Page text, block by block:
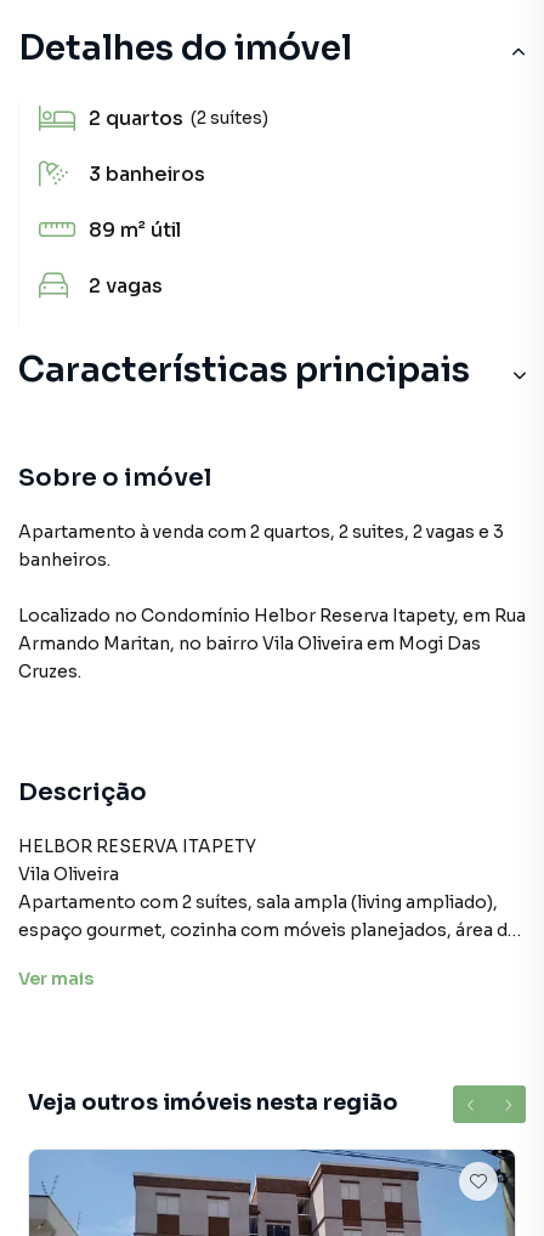
Detalhes do imóvel
2 quartos (2 suítes)
3 banheiros
89 m² útil
2 vagas
Características principais
Sobre o imóvel
Apartamento à venda com 2 quartos, 2 suites, 2 vagas e 3
banheiros.
Localizado no Condomínio Helbor Reserva Itapety, em Rua
Armando Maritan, no bairro Vila Oliveira em Mogi Das
Cruzes.
Descrição
HELBOR RESERVA ITAPETY
Vila Oliveira
Apartamento com 2 suítes, sala ampla (living ampliado),
espaço gourmet, cozinha com móveis planejados, área de
empregada e 02 vagas de garagem.
Ver mais
Veja outros imóveis nesta região